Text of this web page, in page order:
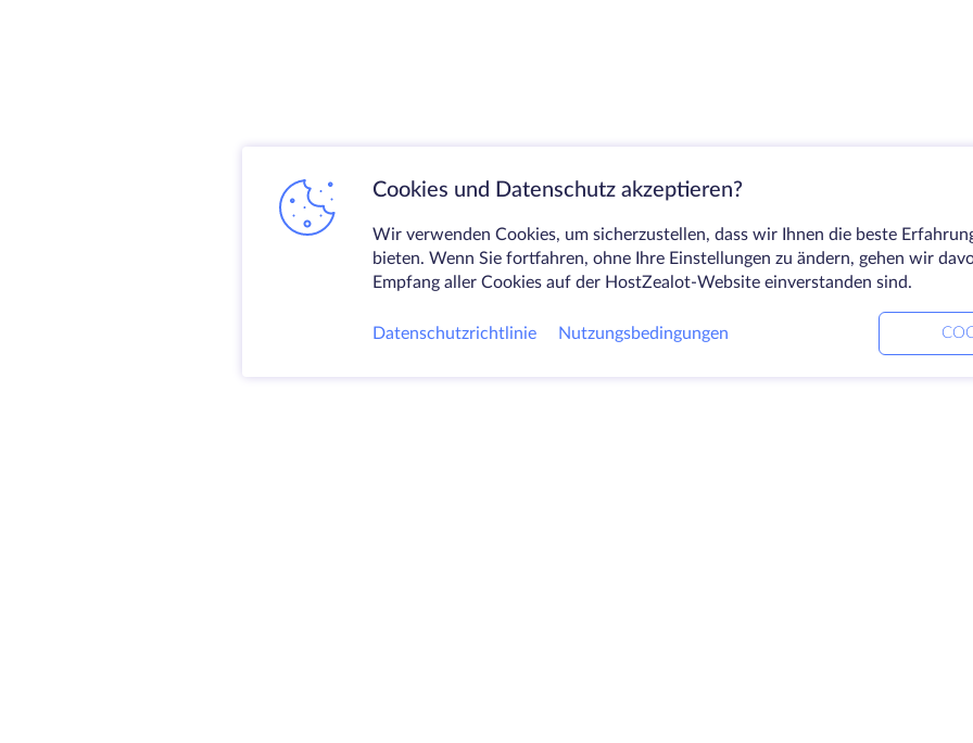
Cookies und Datenschutz akzeptieren?
Wir verwenden Cookies, um sicherzustellen, dass wir Ihnen die beste
bieten. Wenn Sie fortfahren, ohne Ihre Einstellungen zu ändern, gehen wir
Empfang aller Cookies auf der HostZealot-Website einverstanden sind.
Datenschutzrichtlinie Nutzungsbedingungen